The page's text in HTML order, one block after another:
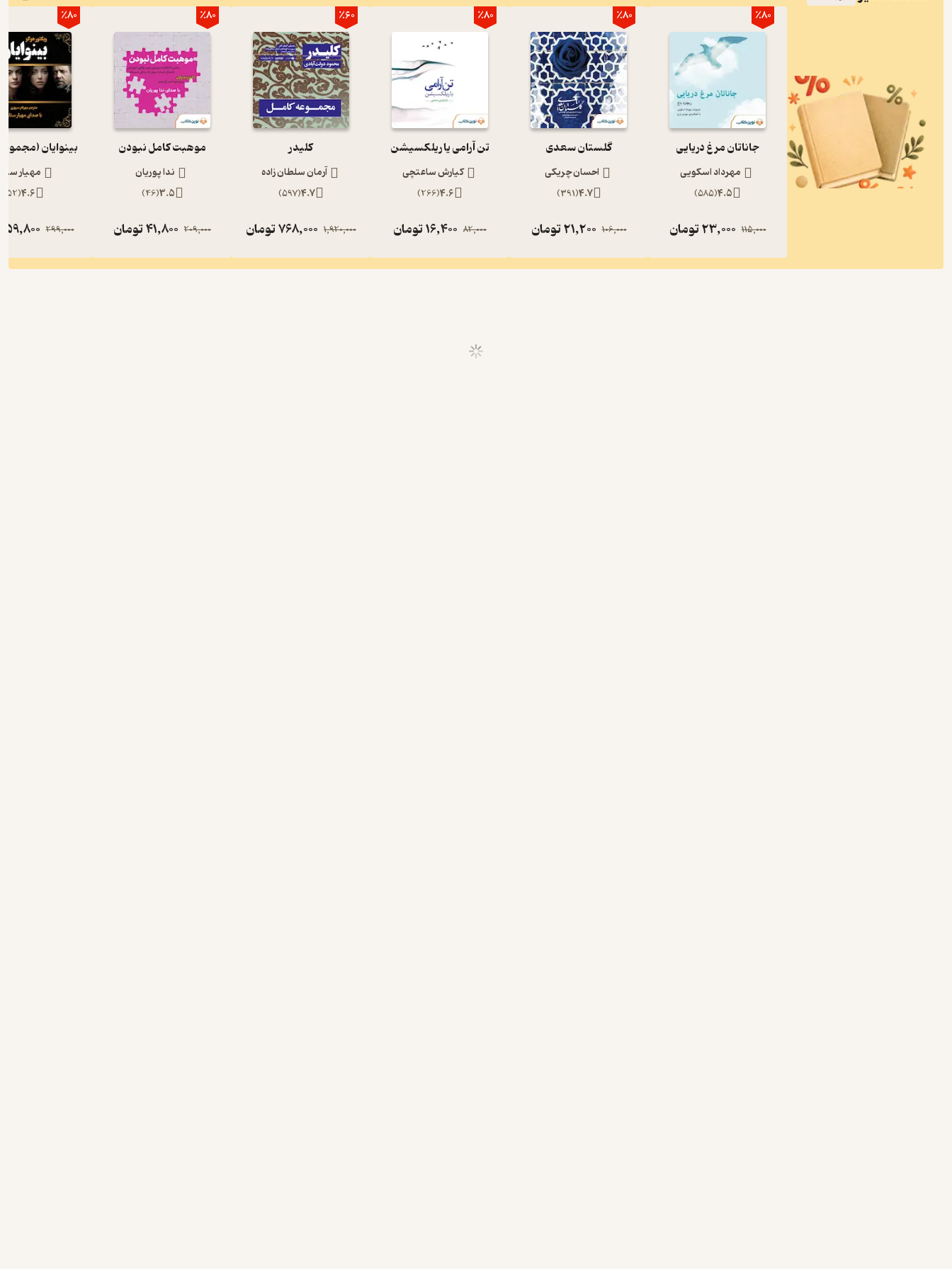
٪80
جاناتان مرغ دریایی
مهرداد اسکویی
4.5
(
585
)
115,000
23,000تومان
٪80
گلستان سعدی
احسان چریکی
4.7
(
391
)
106,000
21,200تومان
٪80
تن آرامی یا ریلکسیشن
کیارش ساعتچی
4.6
(
266
)
82,000
16,400تومان
٪60
کلیدر
آرمان سلطان زاده
4.7
(
597
)
1,920,000
768,000تومان
٪80
موهبت کامل نبودن
ندا پوریان
3.5
(
46
)
209,000
41,800تومان
٪80
بینوایان
مهیار
4.6
(
52
299,000
59,800